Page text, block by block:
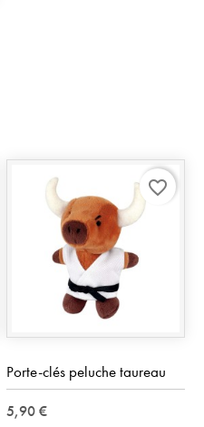
Porte-clés peluche taureau
5,90 €
favorite_border